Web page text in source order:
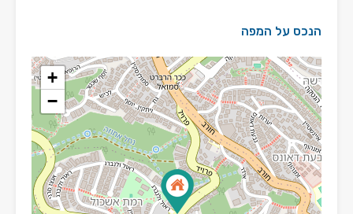
הנכס על המפה
+
−